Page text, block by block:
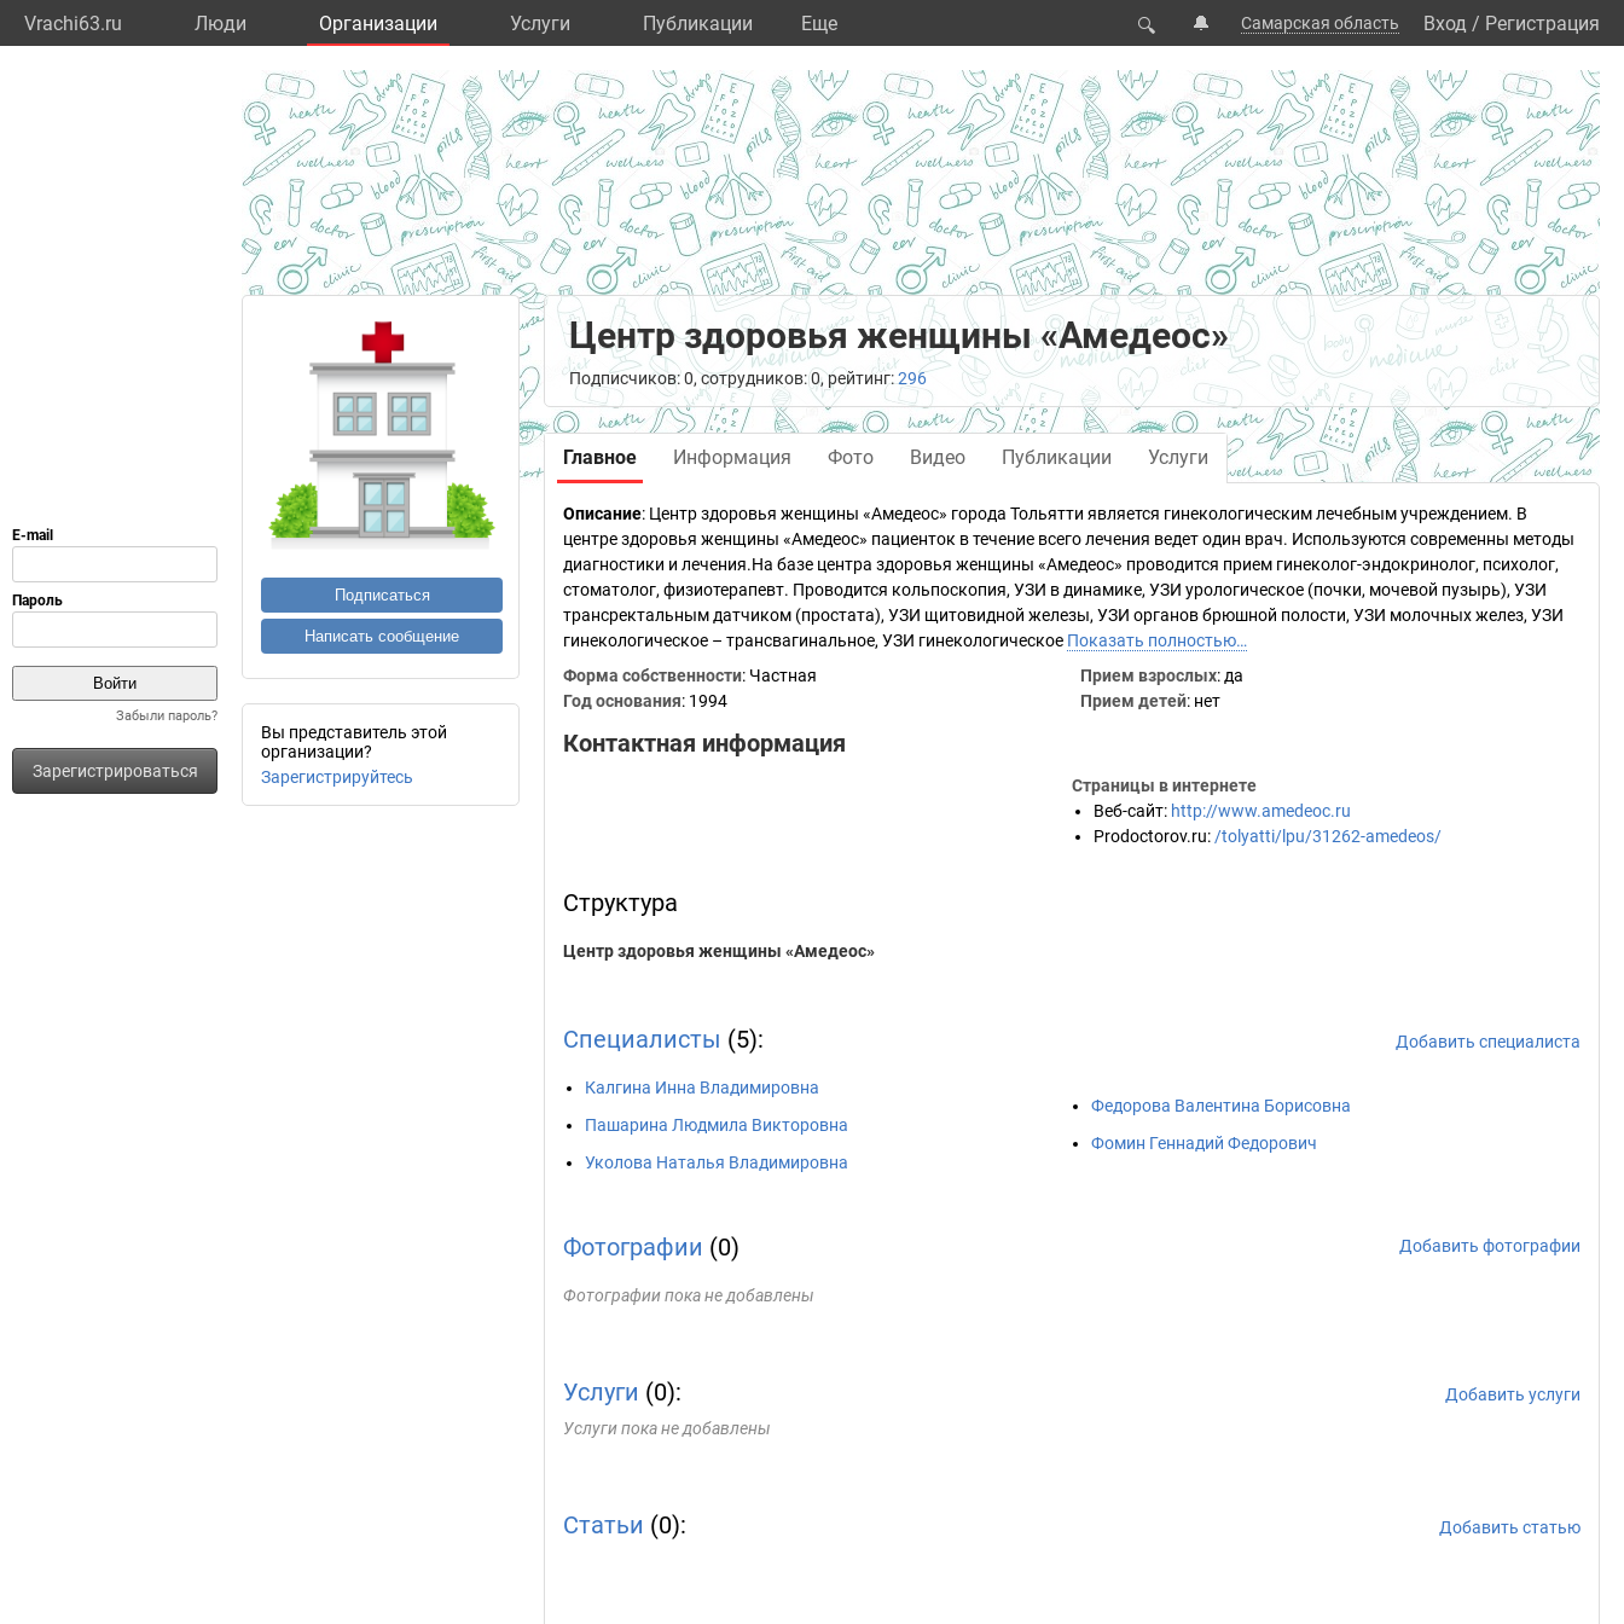
Vrachi63.ru Люди Организации Услуги Публикации Eще 🔍 🔔 Самарская область Вход / Регистрация
Забыли пароль?
Зарегистрироваться
Подписаться
Написать сообщение
Вы представитель этой
организации?
Зарегистрируйтесь
Центр здоровья женщины «Амедеос»
Подписчиков: 0, сотрудников: 0, рейтинг:296
Главное Информация Фото Видео Публикации Услуги
Описание: Центр здоровья женщины «Амедеос» города Тольятти является гинекологическим лечебным учреждением. В
центре здоровья женщины «Амедеос» пациенток в течение всего лечения ведет один врач. Используются современны методы
диагностики и лечения.На базе центра здоровья женщины «Амедеос» проводится прием гинеколог-эндокринолог, психолог,
стоматолог, физиотерапевт. Проводится кольпоскопия, УЗИ в динамике, УЗИ урологическое (почки, мочевой пузырь), УЗИ
трансректальным датчиком (простата), УЗИ щитовидной железы, УЗИ органов брюшной полости, УЗИ молочных желез, УЗИ
гинекологическое – трансвагинальное, УЗИ гинекологическое Показать полностью…
Форма собственности: Частная
Год основания: 1994
Прием взрослых: да
Прием детей: нет
Контактная информация
Страницы в интернете
Веб-сайт: http://www.amedeoc.ru
Prodoctorov.ru: /tolyatti/lpu/31262-amedeos/
Структура
Центр здоровья женщины «Амедеос»
Специалисты (5): Добавить специалиста
Калгина Инна Владимировна
Пашарина Людмила Викторовна
Уколова Наталья Владимировна
Федорова Валентина Борисовна
Фомин Геннадий Федорович
Фотографии (0) Добавить фотографии
Фотографии пока не добавлены
Услуги (0):
Добавить услуги
Услуги пока не добавлены
Статьи (0): Добавить статью